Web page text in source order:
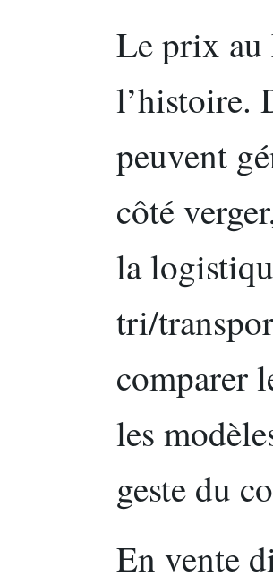
Le prix au
l’histoire.
peuvent
côté
la
tri/
comparer
les
geste du
En vente